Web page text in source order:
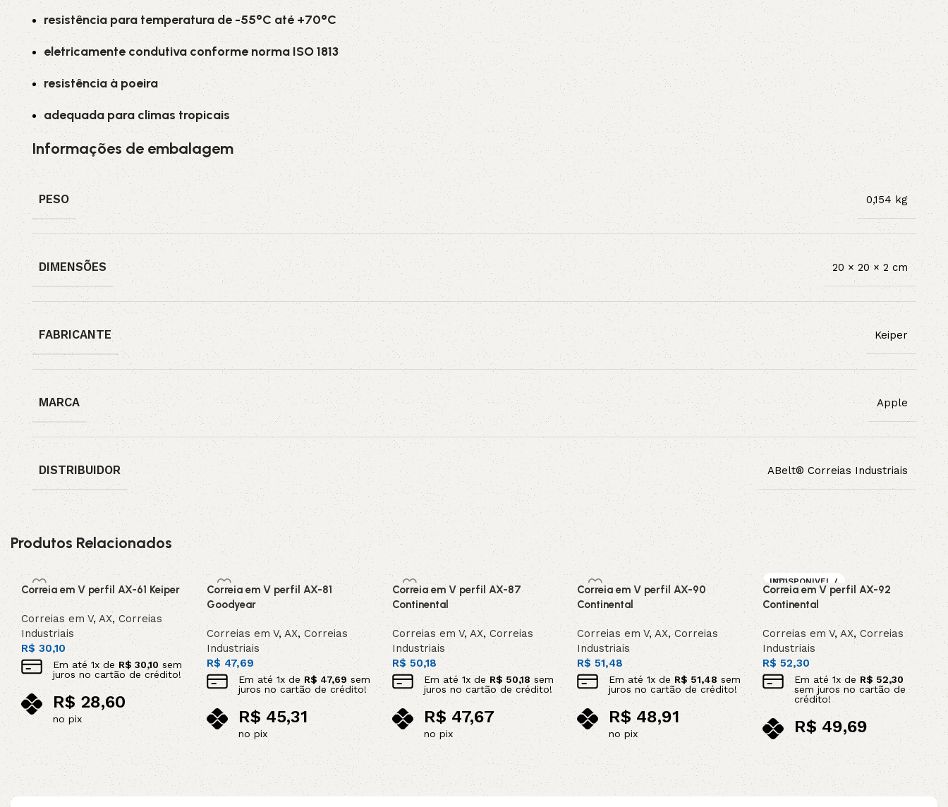
resistência para temperatura de -55°C até +70°C
eletricamente condutiva conforme norma ISO 1813
resistência à poeira
adequada para climas tropicais
Informações de embalagem
PESO 0,154 kg
DIMENSÕES 20 × 20 × 2 cm
FABRICANTE Keiper
MARCA Apple
DISTRIBUIDOR ABelt® Correias Industriais
Produtos Relacionados
Correia em V perfil AX-61 Keiper
Correias em V, AX,Correias
Industriais
R$ 30,10
Em até 1x deR$ 30,10 sem
juros no cartão de crédito!
R$28,60
no pix
Adicionar ao carrinho
Correia em V perfil AX-81
Goodyear
Correias em V,AX, Correias
Industriais
R$47,69
Em até1x de R$ 47,69sem
juros no cartão de crédito!
R$ 45,31
no pix
Adicionar ao carrinho
Correia em V perfil AX-87
Continental
Correias em V, AX, Correias
Industriais
R$50,18
Em até 1x de R$ 50,18 sem
juros no cartão de crédito!
R$ 47,67
no pix
Adicionar ao carrinho
Correia em V perfil AX-90
Continental
Correias em V,AX,Correias
Industriais
R$ 51,48
Em até1x de R$ 51,48sem
juros no cartão de crédito!
R$ 48,91
no pix
Adicionar ao carrinho
INDISPONIVEL /
SOB ENCOMEN
DA
Correia em V perfil AX-92
Continental
Correias em V,AX,Correias
Industriais
R$ 52,30
Em até1x de R$52,30
sem juros no cartão de
crédito!
R$49,69
no pix
Leia mais